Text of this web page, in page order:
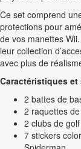
Ce set comprend
protections pour
de vos manettes
leur collection
avec plus de
Caractéristiques
2 battes de
2 raquettes
2 clubs de
7 stickers